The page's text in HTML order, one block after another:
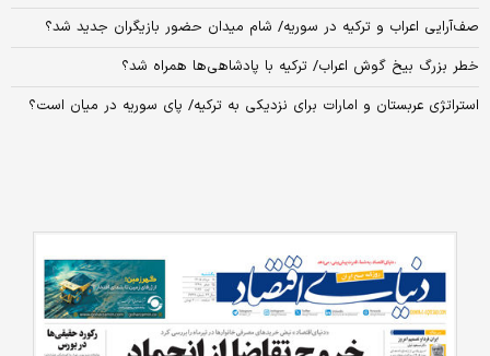
صف‌آرایی اعراب و ترکیه در سوریه/ شام میدان حضور بازیگران جدید شد؟
خطر بزرگ بیخ گوش اعراب/ ترکیه با پادشاهی‌ها همراه شد؟
استراتژی عربستان و امارات برای نزدیکی به ترکیه/ پای سوریه در میان است؟